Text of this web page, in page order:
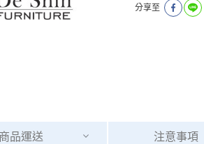
分享至
商品運送 注意事項